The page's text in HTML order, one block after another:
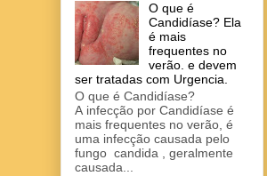
O que é
Candidíase? Ela
é mais
frequentes no
verão. e devem
ser tratadas com Urgencia.
O que é Candidíase?
A infecção por Candidíase é
mais frequentes no verão, é
uma infecção causada pelo
fungo candida , geralmente
causada...